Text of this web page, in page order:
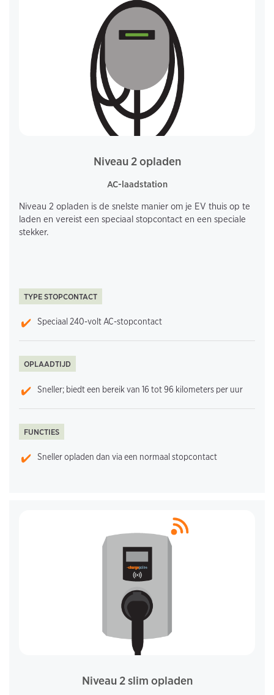
Niveau 2 opladen
AC-laadstation
Niveau 2 opladen is de snelste manier om je EV thuis op te
laden en vereist een speciaal stopcontact en een speciale
stekker.
TYPE STOPCONTACT
Speciaal 240-volt AC-stopcontact
OPLAADTIJD
Sneller; biedt een bereik van 16 tot 96 kilometers per uur
FUNCTIES
Sneller opladen dan via een normaal stopcontact
Niveau 2 slim opladen